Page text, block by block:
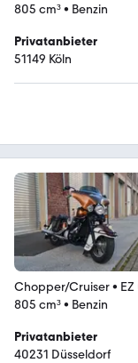
805 cm³• Benzin
Privatanbieter
51149 Köln
Chopper/Cruiser•
805 cm³• Benzin
Privatanbieter
40231 Düsseldorf